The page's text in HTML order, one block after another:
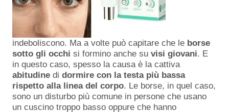
indeboliscono. Ma a volte può capitare che le borse
sotto gli occhi si formino anche su visi giovani. E
in questo caso, spesso la causa è la cattiva
abitudine di dormire con la testa più bassa
rispetto alla linea del corpo. Le borse, in quel caso,
sono un disturbo più comune in persone che usano
un cuscino troppo basso oppure che hanno